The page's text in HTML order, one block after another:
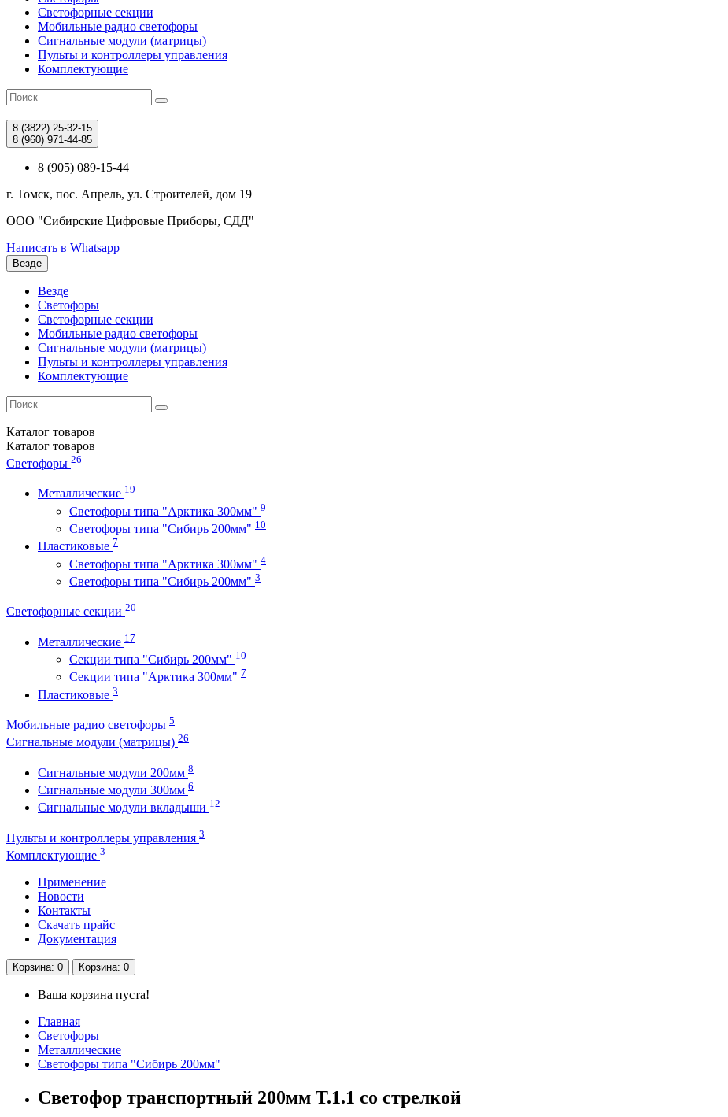
Светофорные секции
Мобильные радио светофоры
Сигнальные модули (матрицы)
Пульты и контроллеры управления
Комплектующие
8 (3822) 25-32-15
8 (960) 971-44-85
8 (905) 089-15-44
г. Томск, пос. Апрель, ул. Строителей, дом 19
ООО "Сибирские Цифровые Приборы, СДД"
Написать в Whatsapp
Везде
Везде
Светофоры
Светофорные секции
Мобильные радио светофоры
Сигнальные модули (матрицы)
Пульты и контроллеры управления
Комплектующие
Каталог товаров
Каталог товаров
Светофоры 26
Металлические 19
Светофоры типа "Арктика 300мм" 9
Светофоры типа "Сибирь 200мм" 10
Пластиковые 7
Светофоры типа "Арктика 300мм" 4
Светофоры типа "Сибирь 200мм" 3
Светофорные секции 20
Металлические 17
Секции типа "Сибирь 200мм" 10
Секции типа "Арктика 300мм" 7
Пластиковые 3
Мобильные радио светофоры 5
Сигнальные модули (матрицы) 26
Сигнальные модули 200мм 8
Сигнальные модули 300мм 6
Сигнальные модули вкладыши 12
Пульты и контроллеры управления 3
Комплектующие 3
Применение
Новости
Контакты
Скачать прайс
Документация
Корзина: 0 Корзина: 0
Ваша корзина пуста!
Главная
Светофоры
Металлические
Светофоры типа "Сибирь 200мм"
Светофор транспортный 200мм Т.1.1 со стрелкой